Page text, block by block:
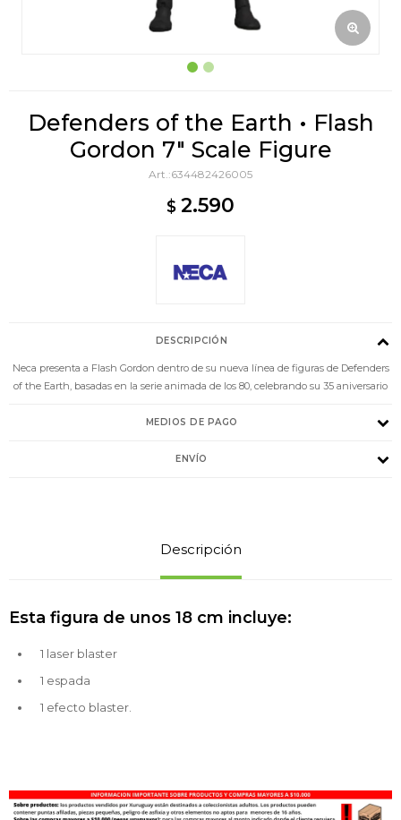
Defenders of the Earth • Flash
Gordon 7" Scale Figure
634482426005
$ 2.590
DESCRIPCIÓN
Neca presenta a Flash Gordon dentro de su nueva línea de figuras de Defenders
of the Earth, basadas en la serie animada de los 80, celebrando su 35 aniversario
MEDIOS DE PAGO
ENVÍO
Descripción
Esta figura de unos 18 cm incluye:
1 laser blaster
1 espada
1 efecto blaster.